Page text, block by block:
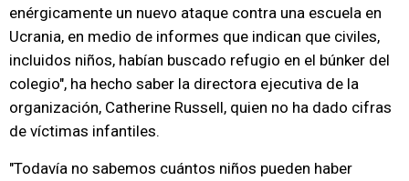
enérgicamente un nuevo ataque contra una escuela en
Ucrania, en medio de informes que indican que civiles,
incluidos niños, habían buscado refugio en el búnker del
colegio", ha hecho saber la directora ejecutiva de la
organización, Catherine Russell, quien no ha dado cifras
de víctimas infantiles.
"Todavía no sabemos cuántos niños pueden haber